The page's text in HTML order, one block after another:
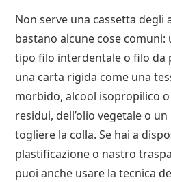
Non serve una cassetta degli
bastano alcune cose
tipo filo interdentale o filo da
una carta rigida come una
morbido, alcool isopropilico
residui, dell’olio vegetale o
togliere la colla. Se hai a
plastificazione o nastro
puoi anche usare la tecnica